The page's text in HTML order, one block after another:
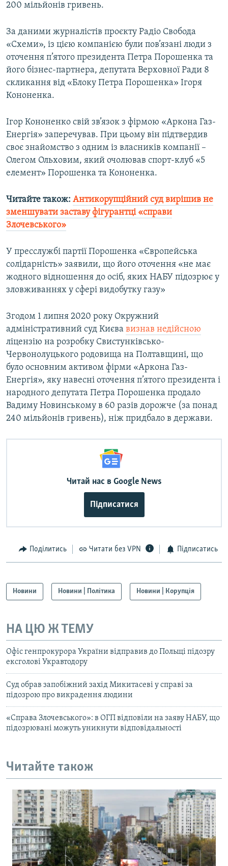
200 мільйонів гривень.
За даними журналістів проєкту Радіо Свобода
«Схеми», із цією компанією були пов’язані люди з
оточення п’ятого президента Петра Порошенка та
його бізнес-партнера, депутата Верховної Ради 8
скликання від «Блоку Петра Порошенка» Ігоря
Кононенка.
Ігор Кононенко свій зв’язок з фірмою «Аркона Газ-
Енергія» заперечував. При цьому він підтвердив
своє знайомство з одним із власників компанії –
Олегом Ольховим, який очолював спорт-клуб «5
елемент» Порошенка та Кононенка.
Читайте також: Антикорупційний суд вирішив не
зменшувати заставу фігурантці «справи
Злочевського»
У пресслужбі партії Порошенка «Європейська
солідарність» заявили, що його оточення «не має
жодного відношення до осіб, яких НАБУ підозрює у
зловживаннях у сфері видобутку газу»
Згодом 1 липня 2020 року Окружний
адміністративний суд Києва визнав недійсною
ліцензію на розробку Свистунківсько-
Червонолуцького родовища на Полтавщині, що
було основним активом фірми «Аркона Газ-
Енергія», яку навесні оточення п’ятого президента і
народного депутата Петра Порошенка продало
Вадиму Новинському в 60 разів дорожче (за понад
240 мільйонів гривень), ніж придбало в держави.
Читай нас в Google News
Підписатися
Поділитись Читати без VPN Підписатись
Новини Новини | Політика Новини | Корупція
НА ЦЮ Ж ТЕМУ
Офіс генпрокурора України відправив до Польщі підозру
ексголові Укравтодору
Суд обрав запобіжний захід Микитасеві у справі за
підозрою про викрадення людини
«Справа Злочевського»: в ОГП відповіли на заяву НАБУ, що
підозрювані можуть уникнути відповідальності
Читайте також